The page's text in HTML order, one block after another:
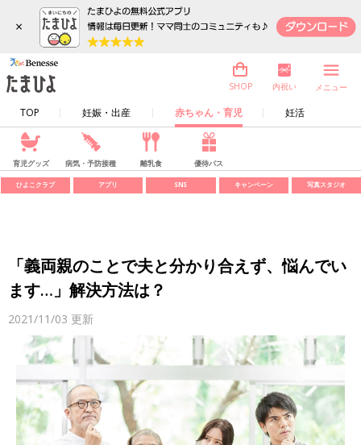
×
TOP 妊娠・出産 赤ちゃん・育児 妊活
SHOP 内祝い メニュー
育児グッズ 病気・予防接種 離乳食 優待パス
ひよこクラブ アプリ SNS キャンペーン 写真スタジオ
「義両親のことで夫と分かり合えず、悩んでい
ます…」解決方法は？
2021/11/03 更新